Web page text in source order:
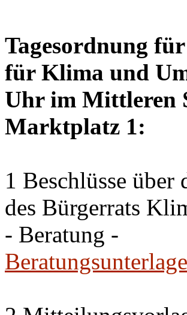
Tagesordnung
für Klima und
Uhr im Mittleren
Marktplatz 1:
1 Beschlüsse
des Bürgerrats
- Beratung -